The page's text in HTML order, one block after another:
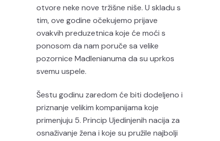
otvore neke nove tržišne niše. U skladu s
tim, ove godine očekujemo prijave
ovakvih preduzetnica koje će moći s
ponosom da nam poruče sa velike
pozornice Madlenianuma da su uprkos
svemu uspele.
Šestu godinu zaredom će biti dodeljeno i
priznanje velikim kompanijama koje
primenjuju 5. Princip Ujedinjenih nacija za
osnaživanje žena i koje su pružile najbolji